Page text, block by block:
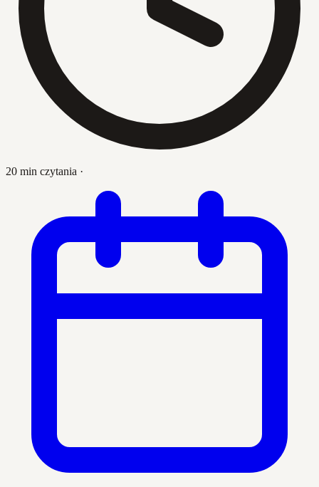
20 min czytania ·